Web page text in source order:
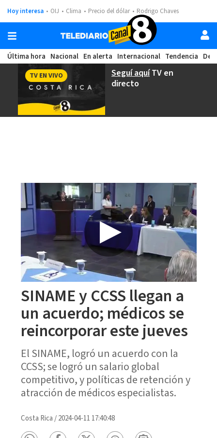
Hoy interesa OIJ Clima Precio del dólar Rodrigo Chaves
Última hora Nacional En alerta Internacional Tendencia
Seguí aquíTV en
directo
TV EN VIVO
SINAME y CCSS llegan a
un acuerdo; médicos se
reincorporar este jueves
El SINAME, logró un acuerdo con la
CCSS; se logró un salario global
competitivo, y políticas de retención y
atracción de médicos especialistas.
Costa Rica /2024-04-11 17:40:48